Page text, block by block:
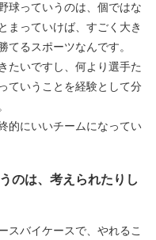
球っていうのは、個ではな
まっていけば、すごく大き
てるスポーツなんです。
たいですし、何より選手た
ていうことを経験として分
的にいいチームになってい
のは、考えられたりし
スバイケースで、やれるこ